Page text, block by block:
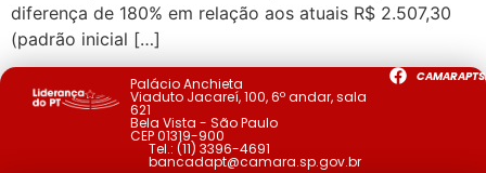
diferença de 180% em relação aos atuais R$ 2.507,30
(padrão inicial […]
Palácio Anchieta
Viaduto Jacareí, 100, 6º andar, sala
621
Bela Vista - São Paulo
CEP 01319-900
Tel.: (11) 3396-4691
bancadapt@camara.sp.gov.br